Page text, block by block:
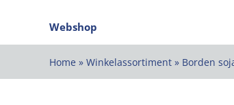
Webshop
Home » Winkelassortiment » Borden